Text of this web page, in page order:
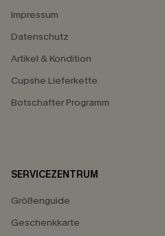
Impressum
Datenschutz
Artikel & Kondition
Cupshe Lieferkette
Botschafter Programm
SERVICEZENTRUM
Größenguide
Geschenkkarte